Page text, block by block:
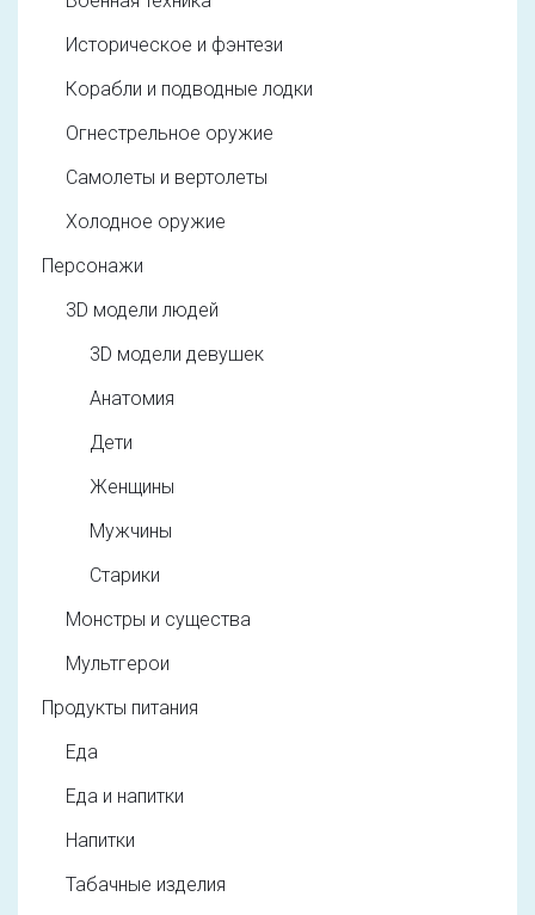
Историческое и фэнтези
Корабли и подводные лодки
Огнестрельное оружие
Самолеты и вертолеты
Холодное оружие
Персонажи
3D модели людей
3D модели девушек
Анатомия
Дети
Женщины
Мужчины
Старики
Монстры и существа
Мультгерои
Продукты питания
Еда
Еда и напитки
Напитки
Табачные изделия